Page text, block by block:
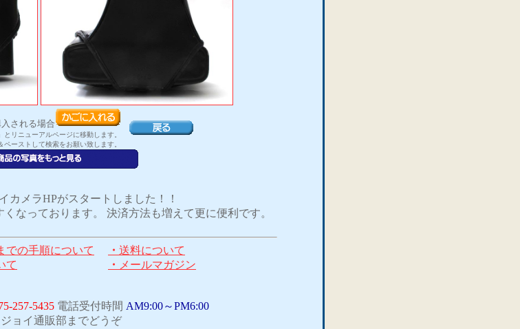
される場合
リニューアルページに移動します。
ーストして検索をお願い致します。
カメラHPがスタートしました！！
なっております。 決済方法も増えて更に便利です。
での手順について ・ 送料について
て ・ メールマガジン
257-5435 電話受付時間 AM9:00～PM6:00
ョイ通販部までどうぞ